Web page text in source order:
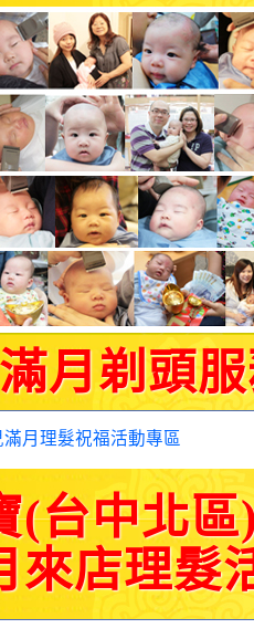
月剃頭服
月理髮祝福活動專區
(台中北
來店理髮